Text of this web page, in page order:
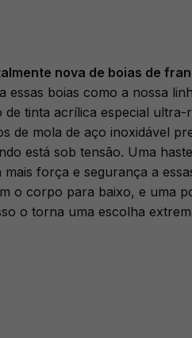
nova de boias de
essas boias como a nossa
tinta acrílica especial
de mola de aço inoxidável
está sob tensão. Uma
força e segurança a
o corpo para baixo, e uma
o torna uma escolha